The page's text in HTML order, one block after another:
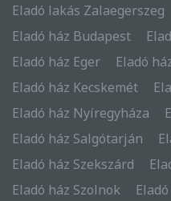
Eladó lakás Zalaegerszeg
Eladó ház Budapest
Eladó ház Eger
Eladó
Eladó ház Kecskemét
Eladó ház Nyíregyháza
Eladó ház Salgótarján
Eladó ház Szekszárd
Eladó ház Szolnok